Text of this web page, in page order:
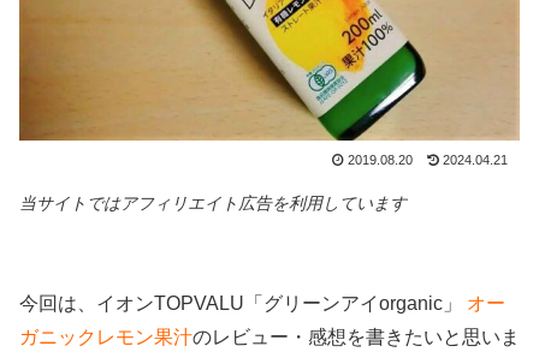
2019.08.20 2024.04.21
当サイトではアフィリエイト広告を利用しています
今回は、イオンTOPVALU「グリーンアイorganic」 オー
ガニックレモン果汁のレビュー・感想を書きたいと思いま